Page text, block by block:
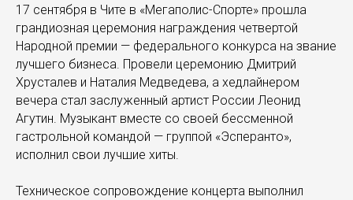
17 сентября в Чите в «Мегаполис-Спорте» прошла
грандиозная церемония награждения четвертой
Народной премии — федерального конкурса на звание
лучшего бизнеса. Провели церемонию Дмитрий
Хрусталев и Наталия Медведева, а хедлайнером
вечера стал заслуженный артист России Леонид
Агутин. Музыкант вместе со своей бессменной
гастрольной командой — группой «Эсперанто»,
исполнил свои лучшие хиты.
Техническое сопровождение концерта выполнил